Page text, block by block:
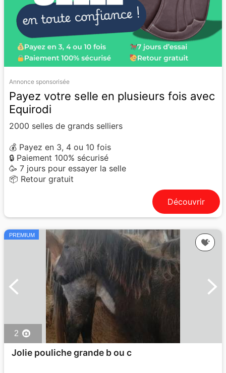
Annonce sponsorisée
Payez votre selle en plusieurs fois avec
Equirodi
2000 selles de grands selliers
💰 Payez en 3, 4 ou 10 fois
🔒 Paiement 100% sécurisé
🥳 7 jours pour essayer la selle
📦 Retour gratuit
Découvrir
PREMIUM
2
Jolie pouliche grande b ou c